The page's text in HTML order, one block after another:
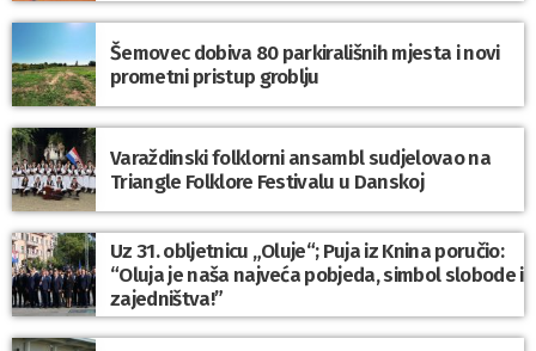
Šemovec dobiva 80 parkirališnih mjesta i novi
prometni pristup groblju
Varaždinski folklorni ansambl sudjelovao na
Triangle Folklore Festivalu u Danskoj
Uz 31. obljetnicu „Oluje“; Puja iz Knina poručio:
“Oluja je naša najveća pobjeda, simbol slobode i
zajedništva!”